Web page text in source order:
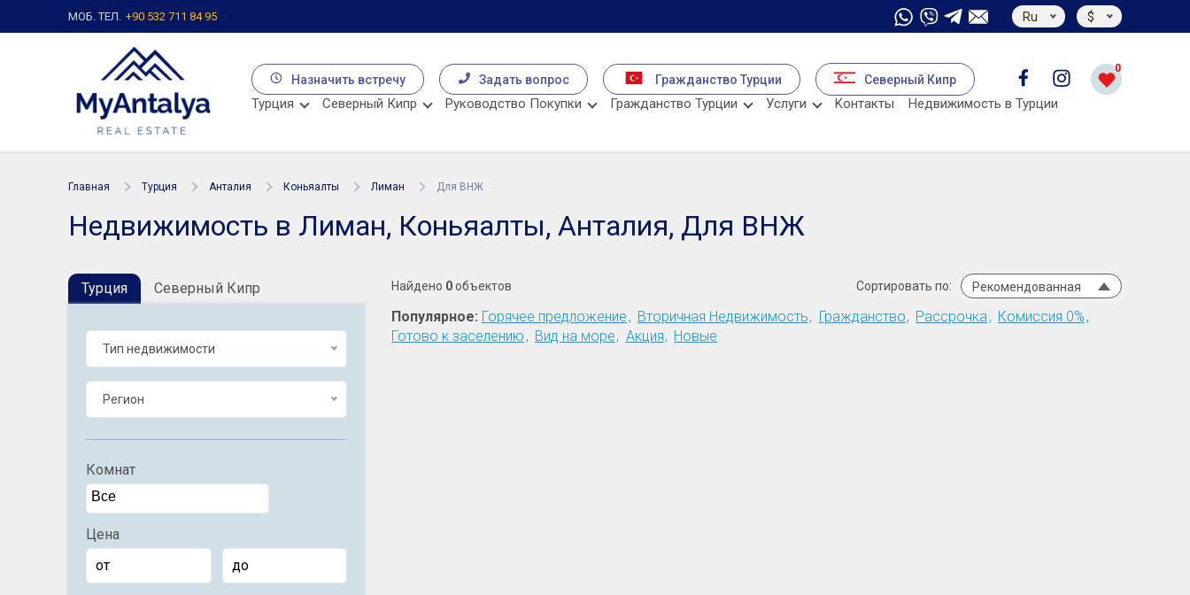
МОБ. ТЕЛ. +90 532 711 84 95 Ru $
Назначить встречу Задать вопрос Гражданство Турции Северный Кипр
0
Турция Северный Кипр Руководство Покупки Гражданство Турции Услуги Kонтакты Недвижимость в Турции
Главная Турция Анталия Коньяалты Лиман Для ВНЖ
Недвижимость в Лиман, Коньяалты, Анталия, Для ВНЖ
Турция Северный Кипр
Тип недвижимости
Регион
Комнат
Цена
Найдено 0объектов Сортировать по: Рекомендованная
Популярное: Горячее предложение Вторичная Недвижимость Гражданство Рассрочка
Комиссия 0%
Готово к заселению
Вид на море Акция Новые